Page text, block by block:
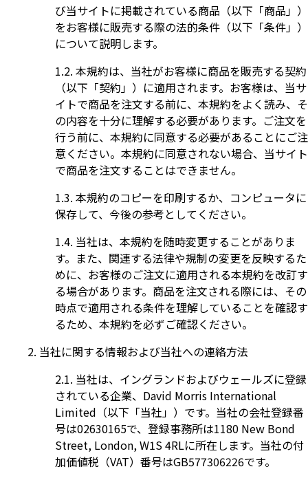
び当サイトに掲載されている商品（以下「商品」）
をお客様に販売する際の法的条件（以下「条件」）
について説明します。
本規約は、当社がお客様に商品を販売する契約
（以下「契約」）に適用されます。お客様は、当サ
イトで商品を注文する前に、本規約をよく読み、そ
の内容を十分に理解する必要があります。ご注文を
行う前に、本規約に同意する必要があることにご注
意ください。本規約に同意されない場合、当サイト
で商品を注文することはできません。
本規約のコピーを印刷するか、コンピュータに
保存して、今後の参考としてください。
当社は、本規約を随時変更することがありま
す。また、関連する法律や規制の変更を反映するた
めに、お客様のご注文に適用される本規約を改訂す
る場合があります。商品を注文される際には、その
時点で適用される条件を理解していることを確認す
るため、本規約を必ずご確認ください。
当社に関する情報および当社への連絡方法
当社は、イングランドおよびウェールズに登録
されている企業、David Morris International
Limited（以下「当社」）です。当社の会社登録番
号は02630165で、登録事務所は1180 New Bond
Street, London, W1S 4RLに所在します。当社の付
加価値税（VAT）番号はGB577306226です。